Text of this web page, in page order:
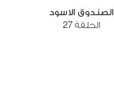
الصندوق الاسود
الحلقة 27